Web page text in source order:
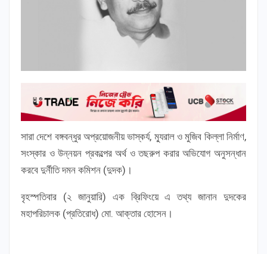
সারা দেশে বঙ্গবন্ধুর অপ্রয়োজনীয় ভাস্কর্য, ম্যুরাল ও মুজিব কিল্লা নির্মাণ,
সংস্কার ও উন্নয়ন প্রকল্পের অর্থ ও তছরুপ করার অভিযোগ অনুসন্ধান
করবে দুর্নীতি দমন কমিশন (দুদক)।
বৃহস্পতিবার (২ জানুয়ারি) এক ব্রিফিংয়ে এ তথ্য জানান দুদকের
মহাপরিচালক (প্রতিরোধ) মো. আক্তার হোসেন।